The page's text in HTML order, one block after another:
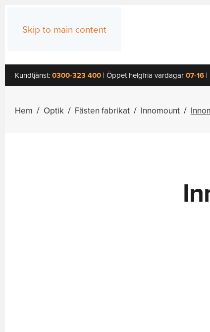
Skip to main content
Kundtjänst:0300-323 400 | Öppet helgfria vardagar07-16 |
Hem Optik Fästen fabrikat Innomount